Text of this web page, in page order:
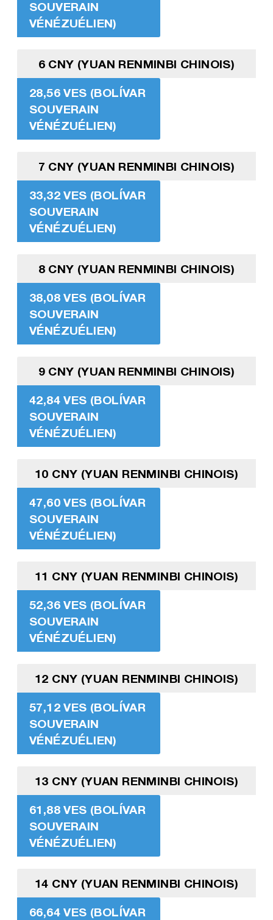
SOUVERAIN
VÉNÉZUÉLIEN)
6 CNY (YUAN RENMINBI CHINOIS)
28,56 VES (BOLÍVAR
SOUVERAIN
VÉNÉZUÉLIEN)
7 CNY (YUAN RENMINBI CHINOIS)
33,32 VES (BOLÍVAR
SOUVERAIN
VÉNÉZUÉLIEN)
8 CNY (YUAN RENMINBI CHINOIS)
38,08 VES (BOLÍVAR
SOUVERAIN
VÉNÉZUÉLIEN)
9 CNY (YUAN RENMINBI CHINOIS)
42,84 VES (BOLÍVAR
SOUVERAIN
VÉNÉZUÉLIEN)
10 CNY (YUAN RENMINBI CHINOIS)
47,60 VES (BOLÍVAR
SOUVERAIN
VÉNÉZUÉLIEN)
11 CNY (YUAN RENMINBI CHINOIS)
52,36 VES (BOLÍVAR
SOUVERAIN
VÉNÉZUÉLIEN)
12 CNY (YUAN RENMINBI CHINOIS)
57,12 VES (BOLÍVAR
SOUVERAIN
VÉNÉZUÉLIEN)
13 CNY (YUAN RENMINBI CHINOIS)
61,88 VES (BOLÍVAR
SOUVERAIN
VÉNÉZUÉLIEN)
14 CNY (YUAN RENMINBI CHINOIS)
66,64 VES (BOLÍVAR